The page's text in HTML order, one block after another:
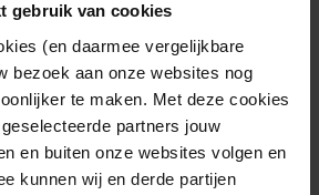
gebruik van cookies
(en daarmee vergelijkbare
bezoek aan onze websites nog
te maken. Met deze cookies
partners jouw
en buiten onze websites volgen en
kunnen wij en derde partijen
met deze echte eyecatchers!